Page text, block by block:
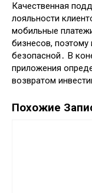
Качественная
лояльности
мобильные
бизнесов,
безопасной․ В
приложения
возвратом
Похожие